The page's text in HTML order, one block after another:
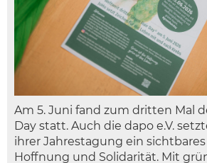
Am 5. Juni fand zum dritten Mal
Day statt. Auch die dapo e.V.
ihrer Jahrestagung ein
Hoffnung und Solidarität. Mit